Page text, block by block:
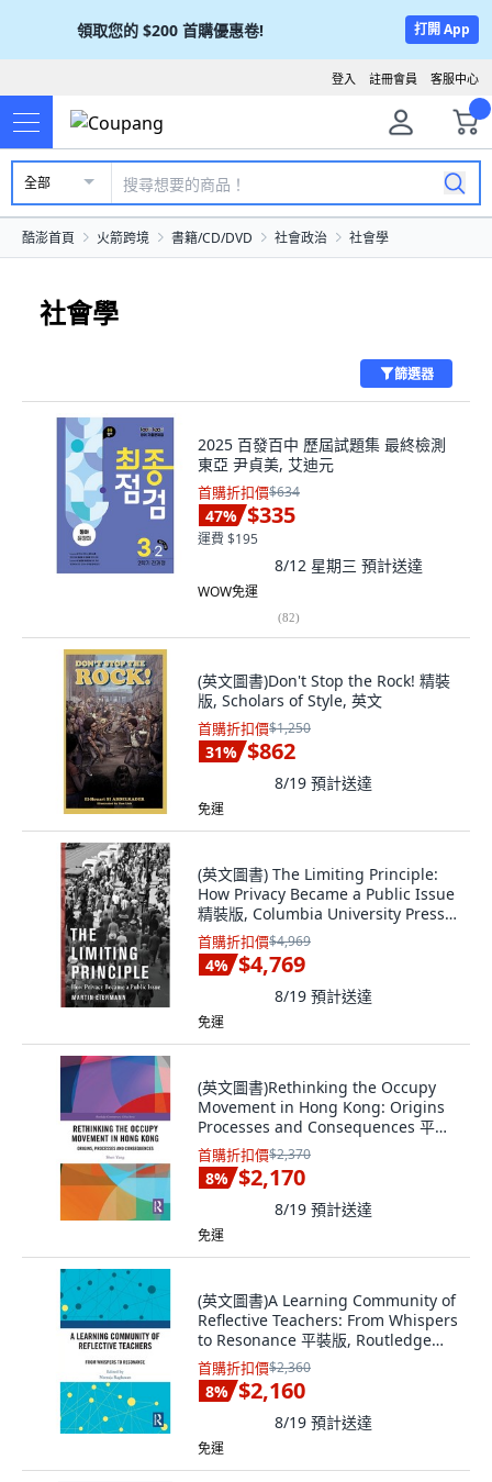
領取您的 $200 首購優惠卷! 打開 App
客服中心
註冊會員
登入
全部
酷澎首頁 火箭跨境 書籍/CD/DVD 社會政治 社會學
社會學
篩選器
2025 百發百中 歷屆試題集 最終檢測
東亞 尹貞美, 艾迪元
首購折扣價$634
47% $335
運費 $195
8/12 星期三 預計送達
WOW免運
(82)
(英文圖書)Don't Stop the Rock! 精裝
版, Scholars of Style, 英文
首購折扣價$1,250
31% $862
8/19 預計送達
免運
(英文圖書) The Limiting Principle:
How Privacy Became a Public Issue
精裝版, Columbia University Press,
英文
首購折扣價$4,969
4% $4,769
8/19 預計送達
免運
(英文圖書)Rethinking the Occupy
Movement in Hong Kong: Origins
Processes and Consequences 平裝
版, Routledge, 英文
首購折扣價$2,370
8% $2,170
8/19 預計送達
免運
(英文圖書)A Learning Community of
Reflective Teachers: From Whispers
to Resonance 平裝版, Routledge
India, 英文
首購折扣價$2,360
8% $2,160
8/19 預計送達
免運